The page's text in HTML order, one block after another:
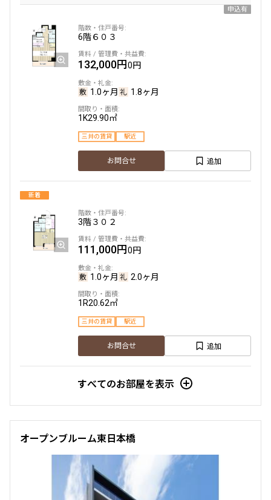
申込有
6階６０３
132,000円0円
1.0ヶ月 1.8ヶ月
1K29.90㎡
三井の賃貸 駅近
お問合せ 追加
新着
3階３０２
111,000円0円
1.0ヶ月 2.0ヶ月
1R20.62㎡
三井の賃貸 駅近
お問合せ 追加
すべてのお部屋を表示
オープンブルーム東日本橋